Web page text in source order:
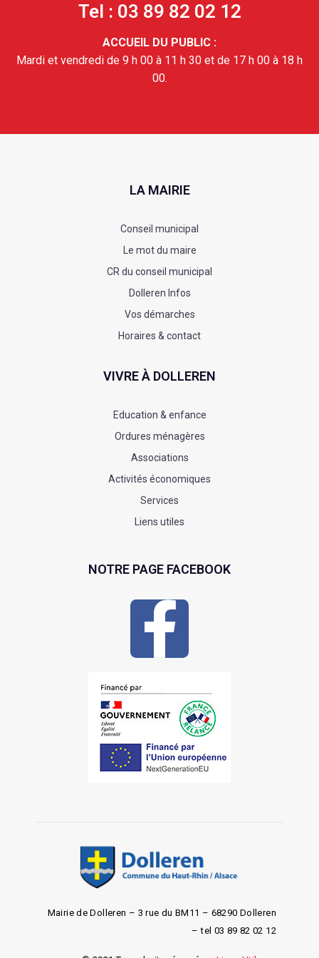
Tel : 03 89 82 02 12
ACCUEIL DU PUBLIC :
Mardi et vendredi de 9 h 00 à 11 h 30 et de 17 h 00 à 18 h
00.
LA MAIRIE
Conseil municipal
Le mot du maire
CR du conseil municipal
Dolleren Infos
Vos démarches
Horaires & contact
VIVRE À DOLLEREN
Education & enfance
Ordures ménagères
Associations
Activités économiques
Services
Liens utiles
NOTRE PAGE FACEBOOK
Mairie de Dolleren – 3 rue du BM11 – 68290 Dolleren
– tel 03 89 82 02 12